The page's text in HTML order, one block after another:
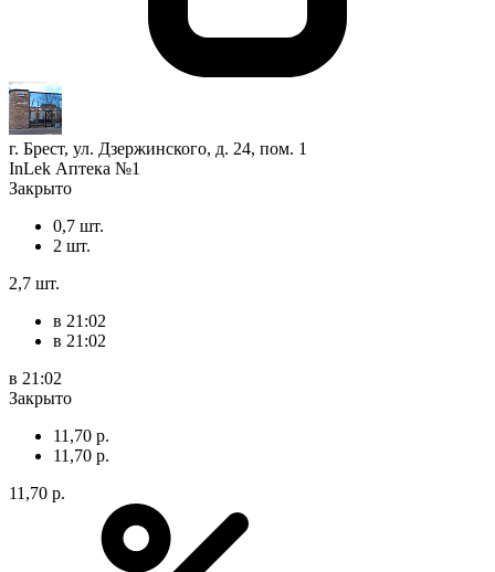
г. Брест, ул. Дзержинского, д. 24, пом. 1
InLek Аптека №1
Закрыто
0,7 шт.
2 шт.
2,7 шт.
в 21:02
в 21:02
в 21:02
Закрыто
11,70 р.
11,70 р.
11,70 р.